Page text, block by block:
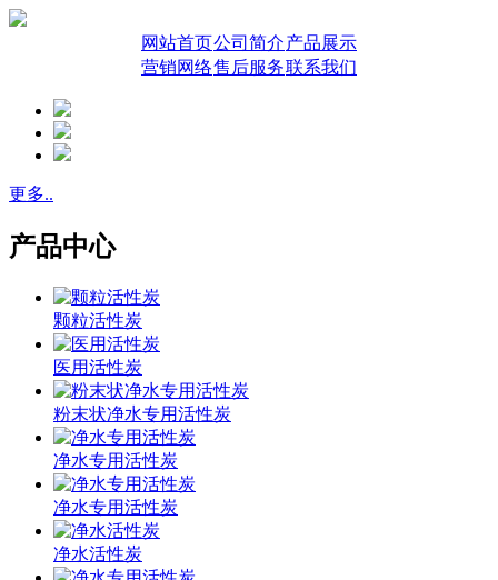
网站首页公司简介产品展示
营销网络售后服务联系我们
更多..
产品中心
颗粒活性炭
医用活性炭
粉末状净水专用活性炭
净水专用活性炭
净水专用活性炭
净水活性炭